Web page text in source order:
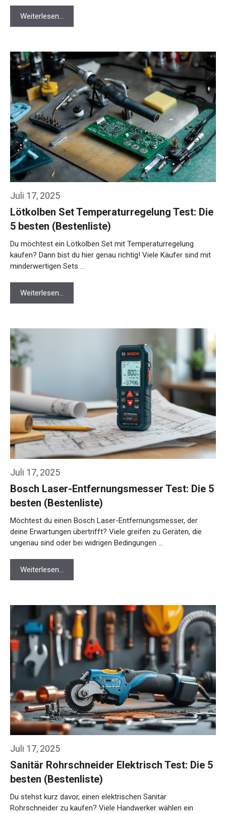
Weiterlesen…
Juli 17, 2025
Lötkolben Set Temperaturregelung Test: Die
5 besten (Bestenliste)
Du möchtest ein Lötkolben Set mit Temperaturregelung
kaufen? Dann bist du hier genau richtig! Viele Käufer sind mit
minderwertigen Sets …
Weiterlesen…
Juli 17, 2025
Bosch Laser-Entfernungsmesser Test: Die 5
besten (Bestenliste)
Möchtest du einen Bosch Laser-Entfernungsmesser, der
deine Erwartungen übertrifft? Viele greifen zu Geräten, die
ungenau sind oder bei widrigen Bedingungen …
Weiterlesen…
Juli 17, 2025
Sanitär Rohrschneider Elektrisch Test: Die 5
besten (Bestenliste)
Du stehst kurz davor, einen elektrischen Sanitär
Rohrschneider zu kaufen? Viele Handwerker wählen ein